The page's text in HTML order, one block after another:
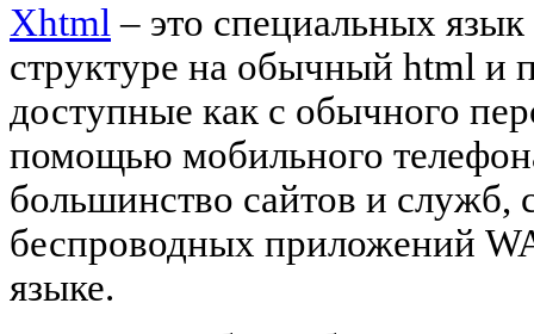
Xhtml– это специальных
структуре на обычный html и
доступные как с обычного
помощью мобильного
большинство сайтов и служб,
беспроводных приложений
языке.